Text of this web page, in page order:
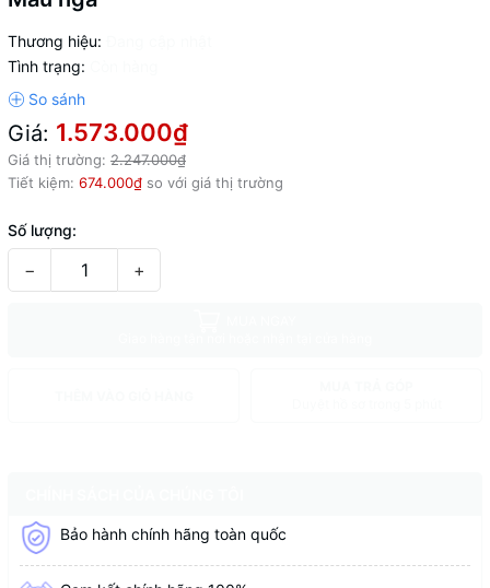
Thương hiệu:
Tình trạng:
Giá: 1.573.000₫
Giá thị trường: 2.247.000₫
Tiết kiệm: 674.000₫ so với giá thị trường
Số lượng:
− +
Bảo hành chính hãng toàn quốc